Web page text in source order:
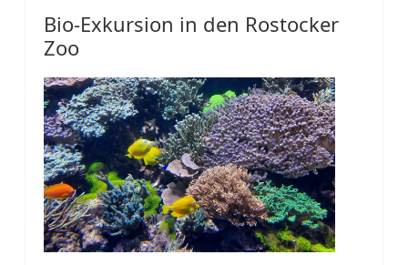
Bio-Exkursion in den Rostocker
Zoo